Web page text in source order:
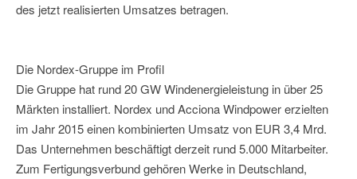
des jetzt realisierten Umsatzes betragen.
Die Nordex-Gruppe im Profil
Die Gruppe hat rund 20 GW Windenergieleistung in über 25
Märkten installiert. Nordex und Acciona Windpower erzielten
im Jahr 2015 einen kombinierten Umsatz von EUR 3,4 Mrd.
Das Unternehmen beschäftigt derzeit rund 5.000 Mitarbeiter.
Zum Fertigungsverbund gehören Werke in Deutschland,